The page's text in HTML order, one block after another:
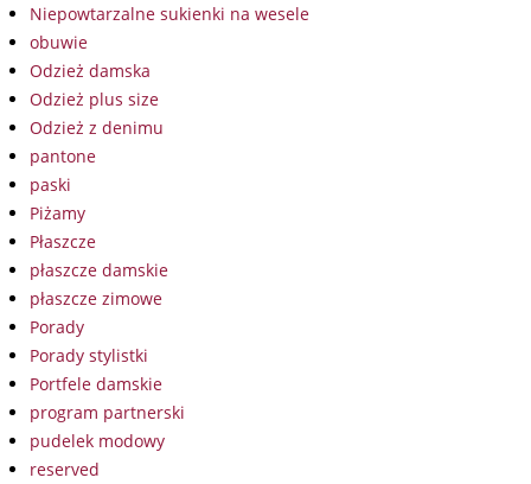
Niepowtarzalne sukienki na wesele
obuwie
Odzież damska
Odzież plus size
Odzież z denimu
pantone
paski
Piżamy
Płaszcze
płaszcze damskie
płaszcze zimowe
Porady
Porady stylistki
Portfele damskie
program partnerski
pudelek modowy
reserved